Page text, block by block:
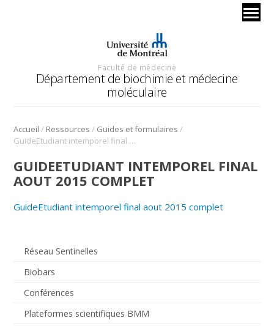
Faculté de médecine
Département de biochimie et médecine
moléculaire
Accueil / Ressources / Guides et formulaires /
GuideEtudiant intemporel final aout 2015 complet
Réseau Sentinelles
Biobars
Conférences
Plateformes scientifiques BMM
GUIDEETUDIANT INTEMPOREL FINAL
AOUT 2015 COMPLET
GuideEtudiant intemporel final aout 2015 complet